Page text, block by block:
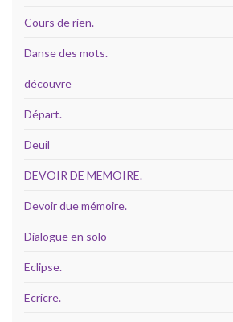
Cours de rien.
Danse des mots.
découvre
Départ.
Deuil
DEVOIR DE MEMOIRE.
Devoir due mémoire.
Dialogue en solo
Eclipse.
Ecricre.